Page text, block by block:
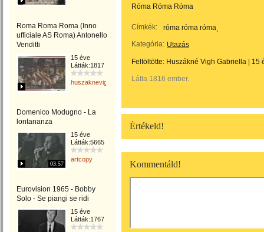
Roma Roma Roma (Inno
ufficiale AS Roma) Antonello
Venditti
15 éve
Látták:1817
huszaknevighgabriella
Domenico Modugno - La
lontananza
03:57
15 éve
Látták:5665
artcopy
Eurovision 1965 - Bobby
Solo - Se piangi se ridi
15 éve
Látták:1767
Róma Róma Róma
Címkék:
róma róma róma
Kategória: Utazás
Feltöltötte: Huszákné Vigh Gabriella 15
Látta 1816 ember.
Értékeld!
Kommentáld!